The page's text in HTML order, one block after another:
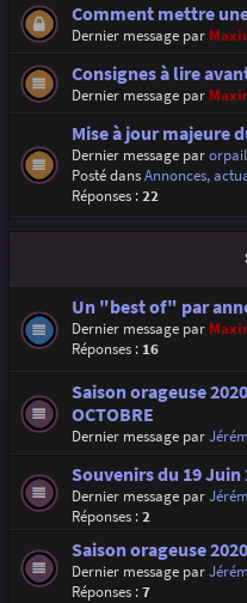
Comment mettre
Dernier message par
Consignes à lire
Dernier message par
Mise à jour majeure
Dernier message par
Posté dansAnnonces,
Réponses :22
Un "best of" par
Dernier message par
Réponses : 16
Saison orageuse
OCTOBRE
Dernier message par
Souvenirs du 19 Juin
Dernier message par
Réponses :2
Saison orageuse
Dernier message par
Réponses :7